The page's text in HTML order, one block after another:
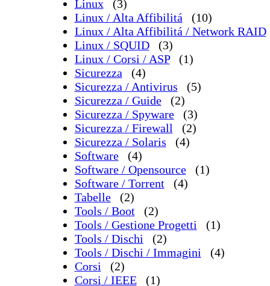
Linux
(3)
Linux / Alta Affibilitá
(10)
Linux / Alta Affibilitá / Network RAID
Linux / SQUID
(3)
Linux / Corsi / ASP
(1)
Sicurezza
(4)
Sicurezza / Antivirus
(5)
Sicurezza / Guide
(2)
Sicurezza / Spyware
(3)
Sicurezza / Firewall
(2)
Sicurezza / Solaris
(4)
Software
(4)
Software / Opensource
(1)
Software / Torrent
(4)
Tabelle
(2)
Tools / Boot
(2)
Tools / Gestione Progetti
(1)
Tools / Dischi
(2)
Tools / Dischi / Immagini
(4)
Corsi
(2)
Corsi / IEEE
(1)